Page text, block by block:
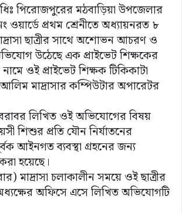
পিরোজপুরের মঠবাড়িয়া উপজেলার
প্রথম শ্রেনীতে অধ্যায়নরত ৮
ছাত্রীর সাথে অশোভন আচরণ ও
উঠেছে এক প্রাইভেট শিক্ষকের
ওই প্রাইভেট শিক্ষক টিকিকাটা
আলিম মাদ্রাসার কম্পিউটার অপারেটর
বরাবর লিখিত ওই অভিযোগের বিষয়
শিশুর প্রতি যৌন নির্যাতনের
আইনগত ব্যবস্থা গ্রহনের জন্য
হয়েছে।
মাদ্রাসা চলাকালীন সময়ে ওই ছাত্রীর
অফিসে এসে লিখিত অভিযোগটি